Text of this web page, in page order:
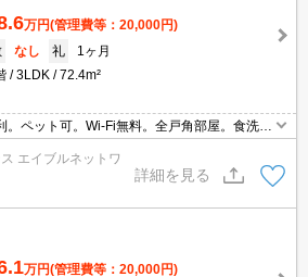
万円(管理費等：20,000円)
なし 礼
1ヶ月
3LDK 72.4m²
。ペット可。Wi-Fi無料。全戸角部屋。食洗
エアコン３台完備！ ファミリー向け お
ネットワーク天満橋店06-4790-2228
エイブルネットワ
詳細を見る
万円(管理費等：20,000円)